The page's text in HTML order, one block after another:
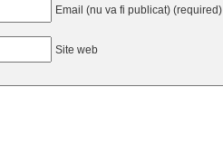
Email (nu va fi publicat) (required)
Site web